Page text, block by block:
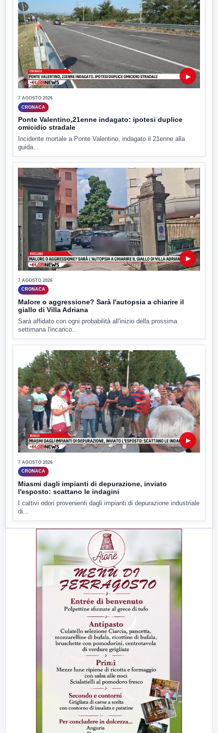
▶
7 AGOSTO 2026
CRONACA
Ponte Valentino,21enne indagato: ipotesi duplice
omicidio stradale
Incidente mortale a Ponte Valentino, indagato il 21enne alla
guida...
▶
7 AGOSTO 2026
CRONACA
Malore o aggressione? Sarà l'autopsia a chiarire il
giallo di Villa Adriana
Sarà affidato con ogni probabilità all'inizio della prossima
settimana l'incarico...
▶
7 AGOSTO 2026
CRONACA
Miasmi dagli impianti di depurazione, inviato
l'esposto: scattano le indagini
I cattivi odori provenienti dagli impianti di depurazione industriale
di...